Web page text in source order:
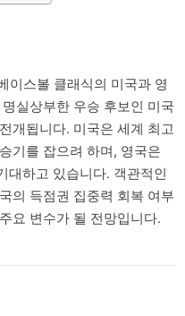
이스볼 클래식의 미국과 영
실상부한 우승 후보인 미국
개됩니다. 미국은 세계 최고
기를 잡으려 하며, 영국은
대하고 있습니다. 객관적인
의 득점권 집중력 회복 여부
요 변수가 될 전망입니다.